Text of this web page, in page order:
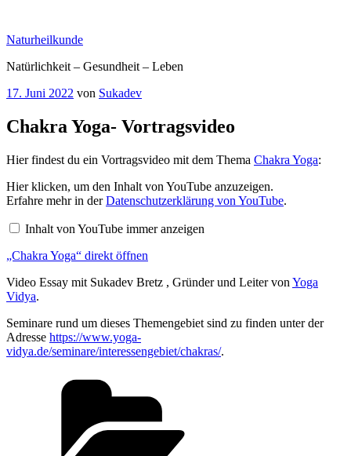
springen
Naturheilkunde
Natürlichkeit – Gesundheit – Leben
Veröffentlicht
17. Juni 2022 von Sukadev
Chakra Yoga- Vortragsvideo
Hier findest du ein Vortragsvideo mit dem Thema Chakra Yoga:
„Chakra
Yoga“
von
anzeigen
Hier klicken, um den Inhalt von YouTube anzuzeigen.
Erfahre mehr in derDatenschutzerklärung von YouTube.
Inhalt von YouTube immer anzeigen
„Chakra Yoga“ direkt öffnen
Video Essay mit Sukadev Bretz , Gründer und Leiter von Yoga
Vidya.
Seminare rund um dieses Themengebiet sind zu finden unter der
Adresse https://www.yoga-
vidya.de/seminare/interessengebiet/chakras/.